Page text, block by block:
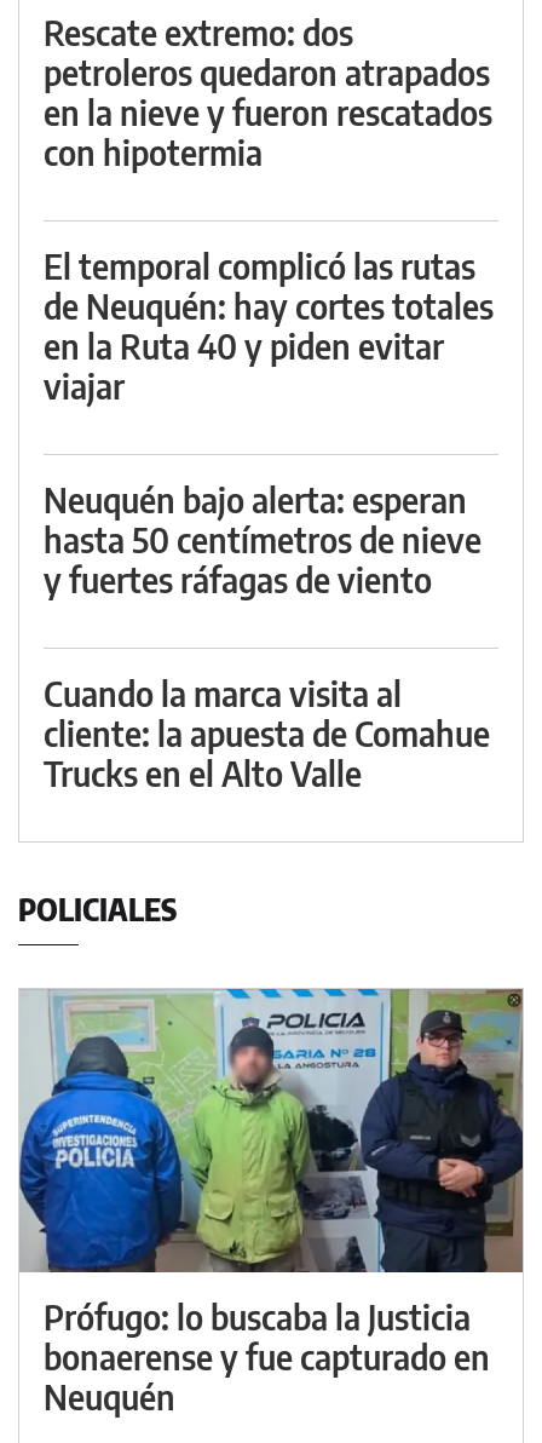
Rescate extremo: dos
petroleros quedaron atrapados
en la nieve y fueron rescatados
con hipotermia
El temporal complicó las rutas
de Neuquén: hay cortes totales
en la Ruta 40 y piden evitar
viajar
Neuquén bajo alerta: esperan
hasta 50 centímetros de nieve
y fuertes ráfagas de viento
Cuando la marca visita al
cliente: la apuesta de Comahue
Trucks en el Alto Valle
POLICIALES
Prófugo: lo buscaba la Justicia
bonaerense y fue capturado en
Neuquén